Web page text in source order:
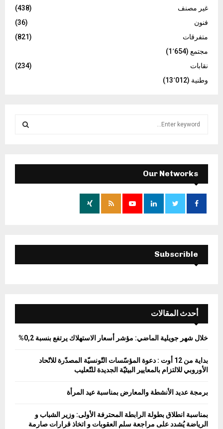
غير مصنف
(438)
فنون
(36)
متفرقات
(821)
مجتمع (1٬654)
نقابات
(234)
وطنية (13٬012)
f
o
E
A
H
Our Networks
Subscrible
أحدث المقالات
خلال شهر جويلية الماضي: مؤشر أسعار الاستهلاك يرتفع بنسبة 0,2%
بداية من 12 أوت : دعوة المؤسّسات التّونسيّة المصدّرة للاتّحاد
الأوروبي للالتزام بالمعايير البيئيّة الجديدة للتّعليب
برمجة عديد الأنشطة والمعارض بمناسبة عيد المرأة
بمناسبة انطلاق بطولة الرابطة المحترفة الأولى: وزير الشباب و
الرياضة يُشدد على مراجعة سلم العقوبات و اتخاذ قرارات صارمة